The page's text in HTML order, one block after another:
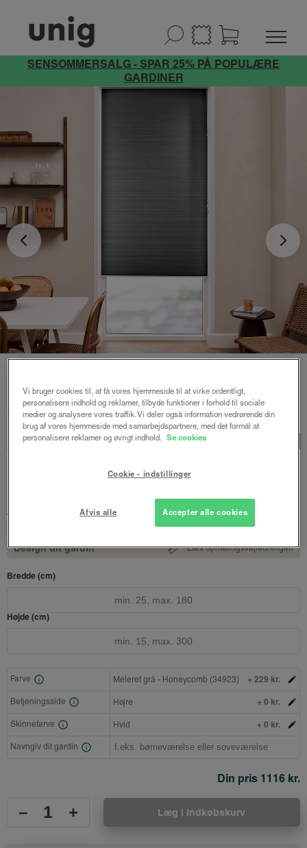
SENSOMMERSALG - SPAR 25% PÅ POPULÆRE
GARDINER
Forside Plisségardiner / Astrid plisségardin m/snoretræk
Astrid plisségardin
Meleret grå - Honeycomb
fra
Design dit gardin Læs opmålingsvejledningen
Bredde (cm)
Højde (cm)
Farve Meleret grå - Honeycomb (34923) + 229 kr.
Betjeningsside Højre + 0 kr.
Skinnefarve Hvid + 0 kr.
Navngiv dit gardin
Din pris 1116 kr.
– + Læg i indkøbskurv
Vi bruger cookies til, at få vores hjemmeside til at virke ordentligt,
personalisere indhold og reklamer, tilbyde funktioner i forhold til sociale
medier og analysere vores traffik. Vi deler også information vedrørende din
brug af vores hjemmeside med samarbejdspartnere, med det formål at
personalisere reklamer og øvrigt indhold. Se cookies
Cookie - indstillinger
Afvis alle Accepter alle cookies